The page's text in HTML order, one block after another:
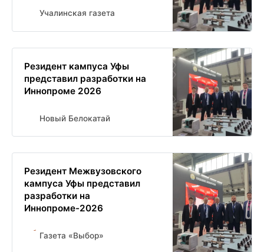
Учалинская газета
Резидент кампуса Уфы
представил разработки на
Иннопроме 2026
Новый Белокатай
Резидент Межвузовского
кампуса Уфы представил
разработки на
Иннопроме-2026
Газета «Выбор»